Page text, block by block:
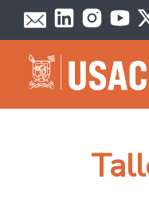
Skip to main content